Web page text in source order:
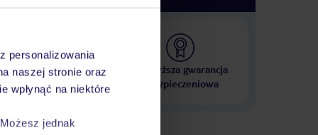
personalizowania
naszej stronie oraz
wpłynąć na niektóre
jednak
hoteli w ponad 50
krajach
Najwyższa gwarancja
ubezpieczeniowa